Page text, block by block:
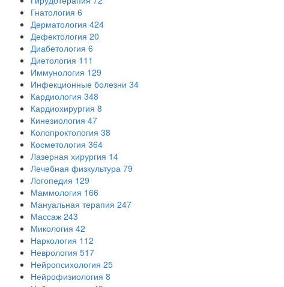
Гнатология 6
Дерматология 424
Дефектология 20
Диабетология 6
Диетология 111
Иммунология 129
Инфекционные болезни 34
Кардиология 348
Кардиохирургия 8
Кинезиология 47
Колопроктология 38
Косметология 364
Лазерная хирургия 14
Лечебная физкультура 79
Логопедия 129
Маммология 166
Мануальная терапия 247
Массаж 243
Микология 42
Наркология 112
Неврология 517
Нейропсихология 25
Нейрофизиология 8